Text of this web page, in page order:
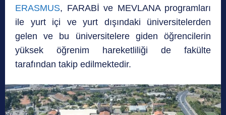
ERASMUS, FARABİ ve MEVLANA programları
ile yurt içi ve yurt dışındaki üniversitelerden
gelen ve bu üniversitelere giden öğrencilerin
yüksek öğrenim hareketliliği de fakülte
tarafından takip edilmektedir.